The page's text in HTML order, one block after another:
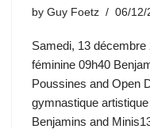
by Guy Foetz 06/12/
Samedi, 13
féminine 09h40
Poussines and Open
gymnastique
Benjamins and